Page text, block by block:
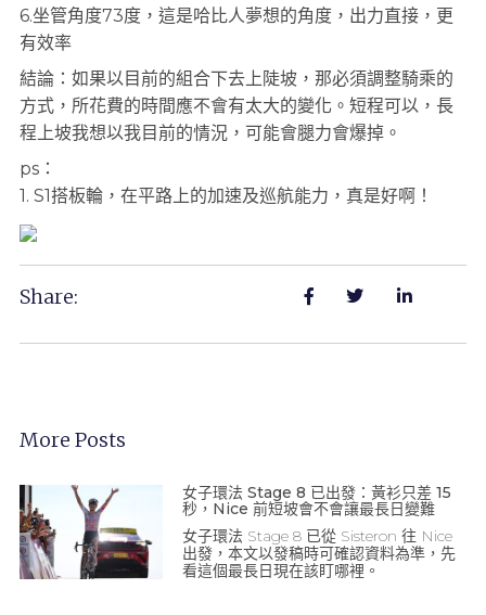
6.坐管角度73度，這是哈比人夢想的角度，出力直接，更
有效率
結論：如果以目前的組合下去上陡坡，那必須調整騎乘的
方式，所花費的時間應不會有太大的變化。短程可以，長
程上坡我想以我目前的情況，可能會腿力會爆掉。
ps：
1. S1搭板輪，在平路上的加速及巡航能力，真是好啊！
Share:
More Posts
女子環法 Stage 8 已出發：黃衫只差 15
秒，Nice 前短坡會不會讓最長日變難
女子環法 Stage 8 已從 Sisteron 往 Nice
出發，本文以發稿時可確認資料為準，先
看這個最長日現在該盯哪裡。